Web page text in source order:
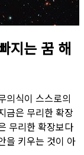
지는 꿈 해
의식이 스스로의
금은 무리한 확장
무리한 확장보다
을 키우는 것이 아